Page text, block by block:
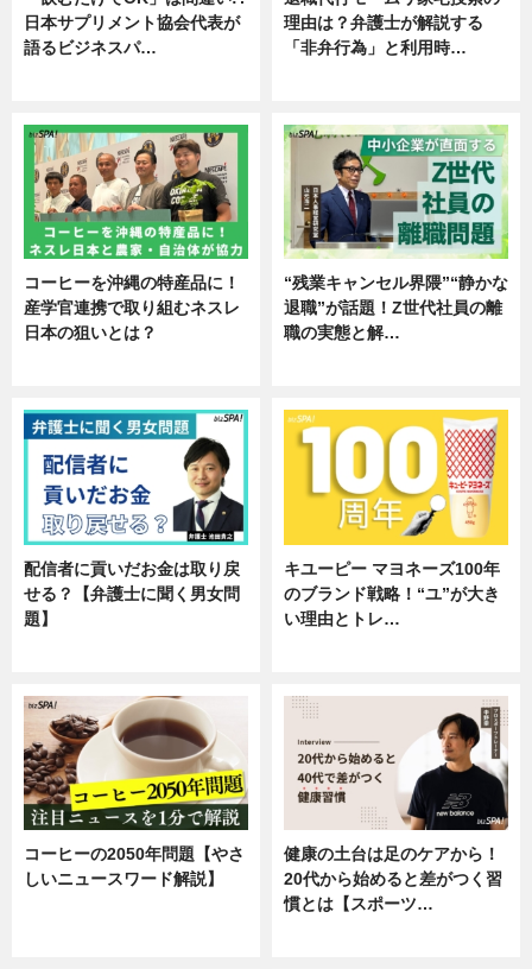
日本サプリメント協会代表が
語るビジネスパ…
理由は？弁護士が解説する
「非弁行為」と利用時…
コーヒーを沖縄の特産品に！
産学官連携で取り組むネスレ
日本の狙いとは？
“残業キャンセル界隈”“静かな
退職”が話題！Z世代社員の離
職の実態と解…
配信者に貢いだお金は取り戻
せる？【弁護士に聞く男女問
題】
キユーピー マヨネーズ100年
のブランド戦略！“ユ”が大き
い理由とトレ…
コーヒーの2050年問題【やさ
しいニュースワード解説】
健康の土台は足のケアから！
20代から始めると差がつく習
慣とは【スポーツ…